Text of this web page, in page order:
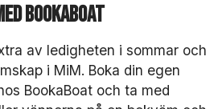
BookaBoat
av ledigheten i sommar och
i MiM. Boka din egen
BookaBoat och ta med